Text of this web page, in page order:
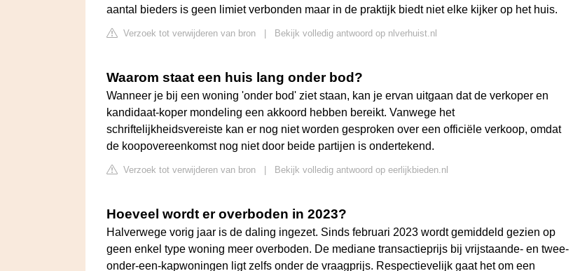
aantal bieders is geen limiet verbonden maar in de praktijk biedt niet elke kijker op het huis.
Verzoek tot verwijderen van bron Bekijk volledig antwoord op nlverhuist.nl
Waarom staat een huis lang onder bod?
Wanneer je bij een woning 'onder bod' ziet staan, kan je ervan uitgaan dat de verkoper en
kandidaat-koper mondeling een akkoord hebben bereikt. Vanwege het
schriftelijkheidsvereiste kan er nog niet worden gesproken over een officiële verkoop, omdat
de koopovereenkomst nog niet door beide partijen is ondertekend.
Verzoek tot verwijderen van bron Bekijk volledig antwoord op eerlijkbieden.nl
Hoeveel wordt er overboden in 2023?
Halverwege vorig jaar is de daling ingezet. Sinds februari 2023 wordt gemiddeld gezien op
geen enkel type woning meer overboden. De mediane transactieprijs bij vrijstaande- en twee-
onder-een-kapwoningen ligt zelfs onder de vraagprijs. Respectievelijk gaat het om een